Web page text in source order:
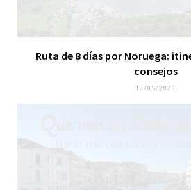
Ruta de 8 días por Noruega:
consejos
10/05/2026